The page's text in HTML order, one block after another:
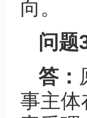
向。
问题
答：
事主体